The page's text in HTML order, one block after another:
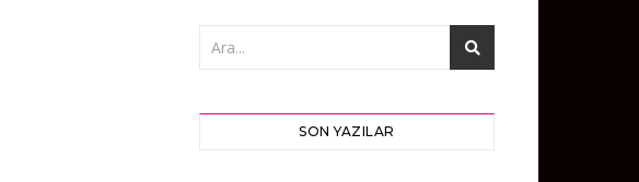
SON YAZILAR